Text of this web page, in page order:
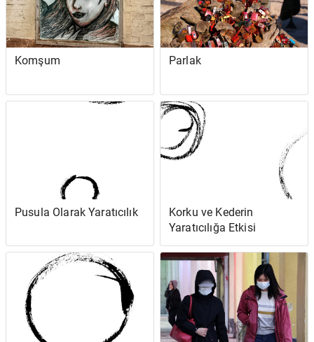
Komşum Parlak
Pusula Olarak Yaratıcılık
Korku ve Kederin
Yaratıcılığa Etkisi